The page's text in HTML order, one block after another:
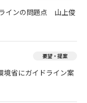
インの問題点 山上俊
要望・提案
省にガイドライン案